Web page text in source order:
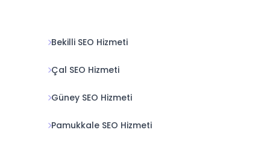
Bekilli SEO Hizmeti
Çal SEO Hizmeti
Güney SEO Hizmeti
Pamukkale SEO Hizmeti